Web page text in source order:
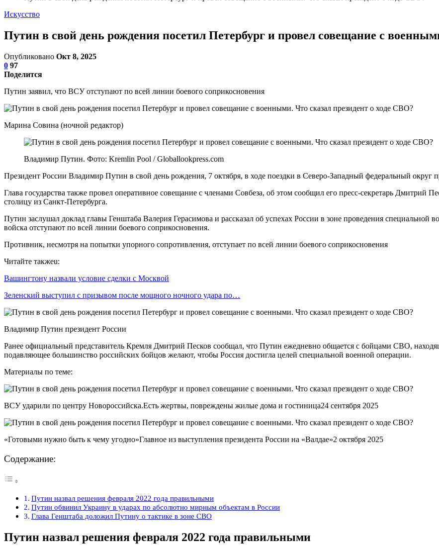
Искусство
Путин в свой день рождения посетил Петербург и провел совещание с
Опубликовано Окт 8, 2025
0 97
Поделится
Путин заявил, что ВСУ отступают по всей линии боевого соприкосновения
Марина Совина (ночной редактор)
Владимир Путин. Фото: Kremlin Pool / Globallookpress.com
Президент России Владимир Путин в свой день рождения, 7 октября, в ходе поездки в Северо-Западный федеральный округ
Глава государства также провел оперативное совещание с членами Совбеза, об этом сообщил его пресс-секретарь Дмитрий
столицу из Санкт-Петербурга.
Путин заслушал доклад главы Генштаба Валерия Герасимова и рассказал об успехах России в зоне проведения специальной
войска отступают по всей линии боевого соприкосновения.
Противник, несмотря на попытки упорного сопротивления, отступает по всей линии боевого соприкосновения
Читайте такжеu:
Вашингтону назвали условие сделки с Москвой
Зеленский выступил с призывом после мощного ночного удара по…
Владимир Путин президент России
Ранее официальный представитель Кремля Дмитрий Песков сообщал, что Путин ежедневно общается с бойцами СВО,
подавляющее большинство российских бойцов желают, чтобы Россия достигла целей специальной военной операции.
Материалы по теме:
ВСУ ударили по центру Новороссийска.Есть жертвы, повреждены жилые дома и гостиница24 сентября 2025
«Готовыми нужно быть к чему угодно»Главное из выступления президента России на «Валдае»2 октября 2025
Содержание:
Путин назвал решения февраля 2022 года правильными
Путин обвинил Украину в ударах по абсолютно мирным объектам в России
Глава Генштаба доложил Путину о тактике в зоне СВО
Путин назвал решения февраля 2022 года правильными